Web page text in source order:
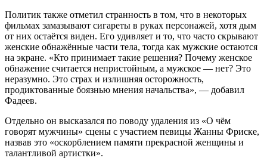
Политик также отметил странность в том, что в некоторых
фильмах замазывают сигареты в руках персонажей, хотя дым
от них остаётся виден. Его удивляет и то, что часто скрывают
женские обнажённые части тела, тогда как мужские остаются
на экране. «Кто принимает такие решения? Почему женское
обнажение считается непристойным, а мужское — нет? Это
неразумно. Это страх и излишняя осторожность,
продиктованные боязнью мнения начальства», — добавил
Фадеев.
Отдельно он высказался по поводу удаления из «О чём
говорят мужчины» сцены с участием певицы Жанны Фриске,
назвав это «оскорблением памяти прекрасной женщины и
талантливой артистки».